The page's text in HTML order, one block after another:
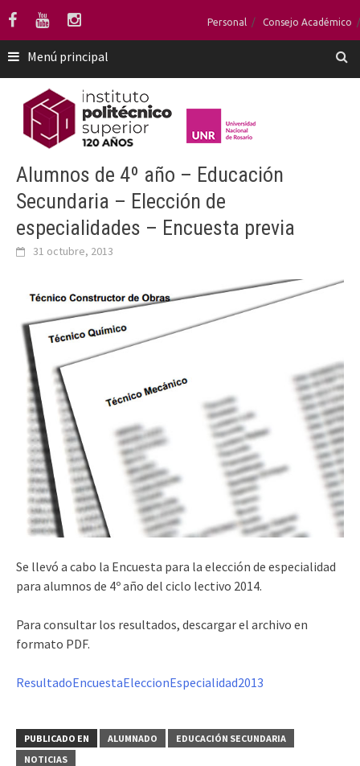
Saltar
contenido
Personal Consejo Académico
Menú principal
Alumnos de 4º año – Educación
Secundaria – Elección de
especialidades – Encuesta previa
31 octubre, 2013
Se llevó a cabo la Encuesta para la elección de especialidad
para alumnos de 4º año del ciclo lectivo 2014.
Para consultar los resultados, descargar el archivo en
formato PDF.
ResultadoEncuestaEleccionEspecialidad2013
PUBLICADO EN ALUMNADO
EDUCACIÓN SECUNDARIA
NOTICIAS